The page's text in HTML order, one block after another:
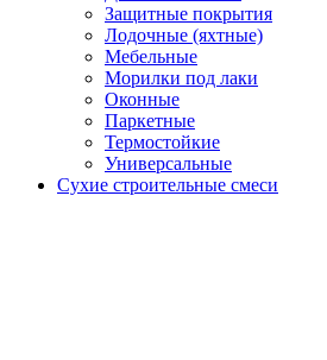
Защитные покрытия
Лодочные (яхтные)
Мебельные
Морилки под лаки
Оконные
Паркетные
Термостойкие
Универсальные
Сухие строительные смеси